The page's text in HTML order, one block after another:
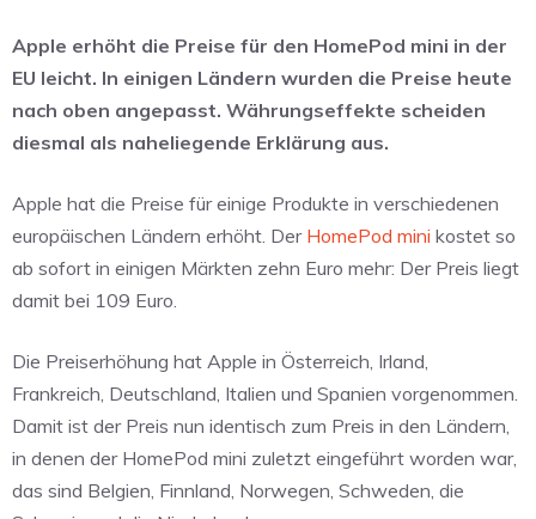
Apple erhöht die Preise für den HomePod mini in der
EU leicht. In einigen Ländern wurden die Preise heute
nach oben angepasst. Währungseffekte scheiden
diesmal als naheliegende Erklärung aus.
Apple hat die Preise für einige Produkte in verschiedenen
europäischen Ländern erhöht. Der HomePod mini kostet so
ab sofort in einigen Märkten zehn Euro mehr: Der Preis liegt
damit bei 109 Euro.
Die Preiserhöhung hat Apple in Österreich, Irland,
Frankreich, Deutschland, Italien und Spanien vorgenommen.
Damit ist der Preis nun identisch zum Preis in den Ländern,
in denen der HomePod mini zuletzt eingeführt worden war,
das sind Belgien, Finnland, Norwegen, Schweden, die